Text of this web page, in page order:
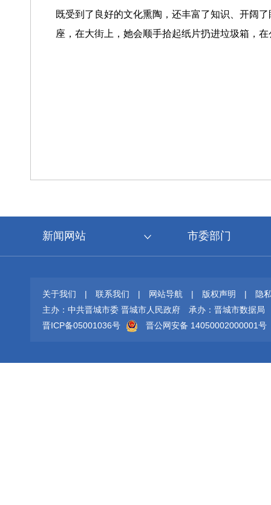
既受到了良好的文化熏陶，还丰富了知识、开阔
座，在大街上，她会顺手拾起纸片扔进垃圾箱，
新闻网站 市委部门
关于我们 | 联系我们 | 网站导航 | 版权声明 |
隐
主办：中共晋城市委 晋城市人民政府
承办：晋城市数据局
晋ICP备05001036号
晋公网安备 14050002000001号